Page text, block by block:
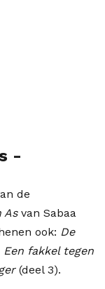
-
de
Asvan Sabaa
ook: De
Een fakkel tegen
(deel 3).